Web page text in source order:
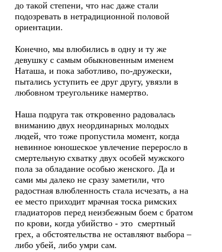
до такой степени, что нас даже стали
подозревать в нетрадиционной половой
ориентации.
Конечно, мы влюбились в одну и ту же
девушку с самым обыкновенным именем
Наташа, и пока заботливо, по-дружески,
пытались уступить ее друг другу, увязли в
любовном треугольнике намертво.
Наша подруга так откровенно радовалась
вниманию двух неординарных молодых
людей, что тоже пропустила момент, когда
невинное юношеское увлечение переросло в
смертельную схватку двух особей мужского
пола за обладание особью женского. Да и
сами мы далеко не сразу заметили, что
радостная влюбленность стала исчезать, а на
ее место приходит мрачная тоска римских
гладиаторов перед неизбежным боем с братом
по крови, когда убийство - это смертный
грех, а обстоятельства не оставляют выбора –
либо убей, либо умри сам.